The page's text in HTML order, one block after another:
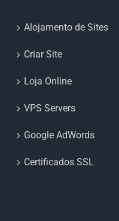
Alojamento de Sites
Criar Site
Loja Online
VPS Servers
Google AdWords
Certificados SSL